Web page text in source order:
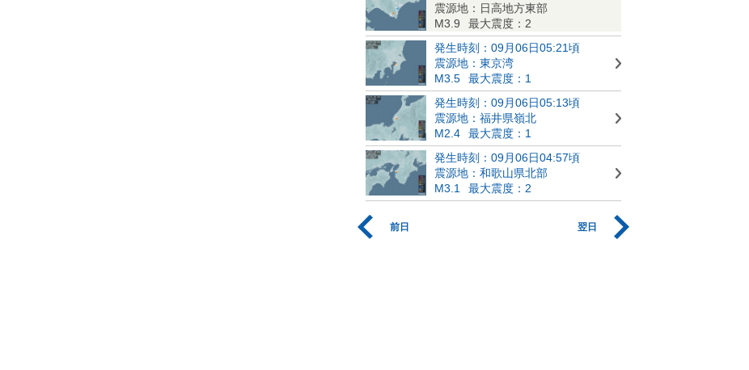
震源地：日高地方東部
M3.9
最大震度：2
発生時刻：09月06日05:21頃
震源地：東京湾
M3.5
最大震度：1
発生時刻：09月06日05:13頃
震源地：福井県嶺北
M2.4
最大震度：1
発生時刻：09月06日04:57頃
震源地：和歌山県北部
M3.1
最大震度：2
前日 翌日